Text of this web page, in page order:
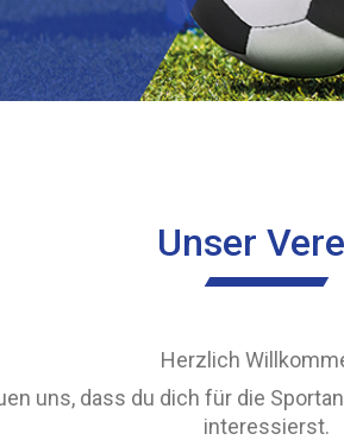
Unser
Herzlich
uns, dass du dich für die
interessierst.